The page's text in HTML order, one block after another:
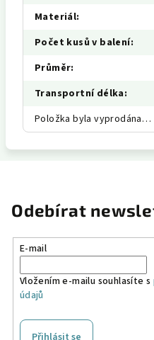
Materiál:
Počet kusů v balení:
Průměr:
Transportní délka:
Položka byla vyprodána…
Odebírat
E-mail
Vložením e-mailu souhlasíte s
údajů
Přihlásit se